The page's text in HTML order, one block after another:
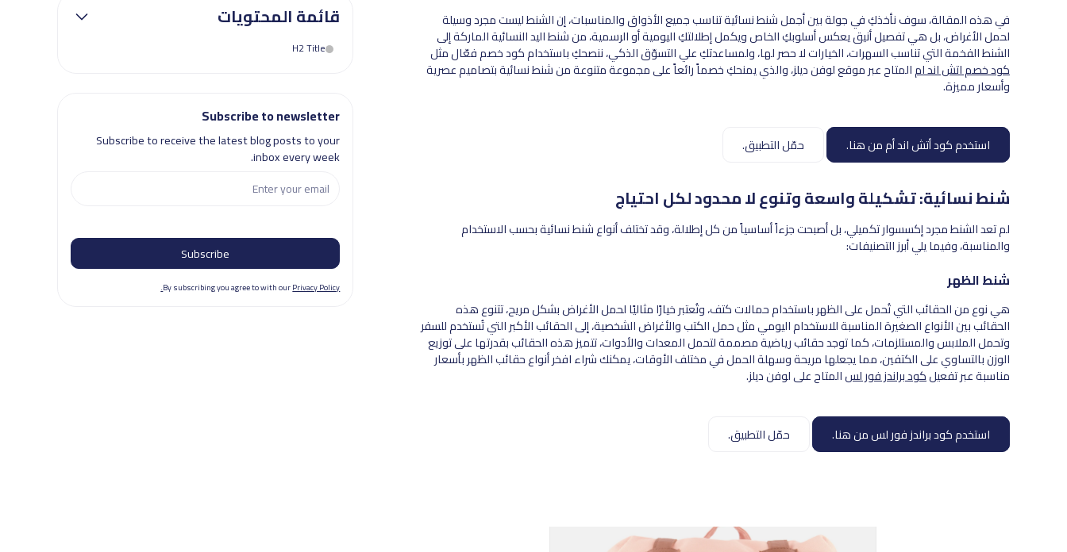
في هذه المقالة، سوف نأخذكِ في جولة بين أجمل شنط نسائية تناسب جميع الأذواق والمناسبات، إن الشنط ليست مجرد وسيلة
لحمل الأغراض، بل هي تفصيل أنيق يعكس أسلوبكِ الخاص ويكمل إطلالتكِ اليومية أو الرسمية، من شنط اليد النسائية الماركة إلى
الشنط الفخمة التي تناسب السهرات، الخيارات لا حصر لها، ولمساعدتكِ علي التسوّق الذكي، ننصحكِ باستخدام كود خصم فعّال مثل
كود خصم اتش اند امالمتاح عبر موقع لوفن ديلز، والذي يمنحكِ خصماً رائعاً على مجموعة متنوعة من شنط نسائية بتصاميم عصرية
وأسعار مميزة.
استخدم كود أتش اند أم من هنا. حمّل التطبيق.
شنط نسائية: تشكيلة واسعة وتنوع لا محدود لكل احتياج
لم تعد الشنط مجرد إكسسوار تكميلي، بل أصبحت جزءاً أساسياً من كل إطلالة، وقد تختلف أنواع شنط نسائية بحسب الاستخدام
والمناسبة، وفيما يلي أبرز التصنيفات:
شنط الظهر
هي نوع من الحقائب التي تُحمل على الظهر باستخدام حمالات كتف، وتُعتبر خيارًا مثاليًا لحمل الأغراض بشكل مريح، تتنوع هذه
الحقائب بين الأنواع الصغيرة المناسبة للاستخدام اليومي مثل حمل الكتب والأغراض الشخصية، إلى الحقائب الأكبر التي تُستخدم للسفر
وتحمل الملابس والمستلزمات، كما توجد حقائب رياضية مصممة لتحمل المعدات والأدوات، تتميز هذه الحقائب بقدرتها على توزيع
الوزن بالتساوي على الكتفين، مما يجعلها مريحة وسهلة الحمل في مختلف الأوقات، يمكنك شراء افخر أنواع حقائب الظهر بأسعار
مناسبة عبر تفعيلكود براندز فور لسالمتاح على لوفن ديلز.
استخدم كود براندز فور لس من هنا. حمّل التطبيق.
قائمة المحتويات
H2 Title
Subscribe to newsletter
Subscribe to receive the latest blog posts to your
inbox every week.
By subscribing you agree to with ourPrivacy Policy.